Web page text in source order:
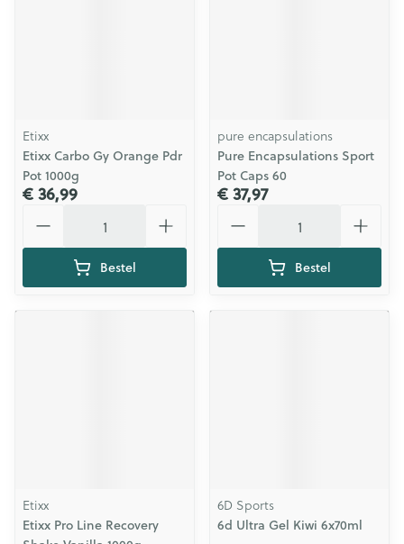
Etixx
Etixx Carbo Gy Orange Pdr
Pot 1000g
€ 36,99
Bestel
pure encapsulations
Pure Encapsulations Sport
Pot Caps 60
€ 37,97
Bestel
Etixx
Etixx Pro Line Recovery
6D Sports
6d Ultra Gel Kiwi 6x70ml